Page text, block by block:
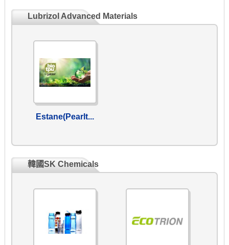
Lubrizol Advanced Materials
Estane(Pearlt...
韓國SK Chemicals